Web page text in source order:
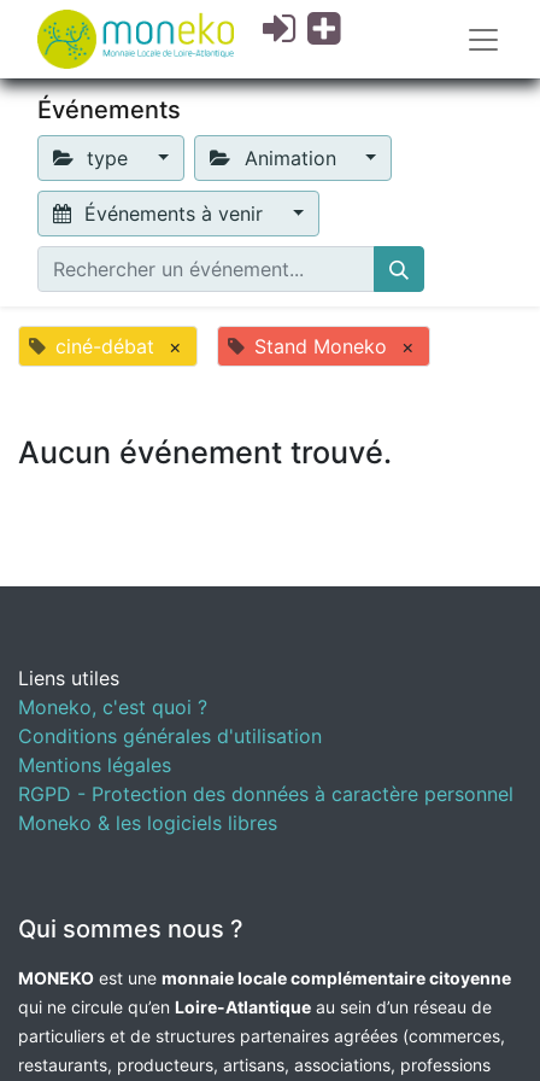
Événements
type Animation
Événements à venir
ciné-débat × Stand Moneko ×
Aucun événement trouvé.
Liens utiles
Moneko, c'est quoi ?
Conditions générales d'utilisation
Mentions légales
RGPD - Protection des données à caractère personnel
Moneko & les logiciels libres
Qui sommes nous ?
MONEKO est une monnaie locale complémentaire citoyenne
qui ne circule qu’en Loire-Atlantique au sein d’un réseau de
particuliers et de structures partenaires agréées (commerces,
restaurants, producteurs, artisans, associations, professions